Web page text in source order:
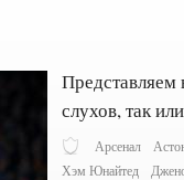
слухов, так
Арсенал
Хэм Юнайтед